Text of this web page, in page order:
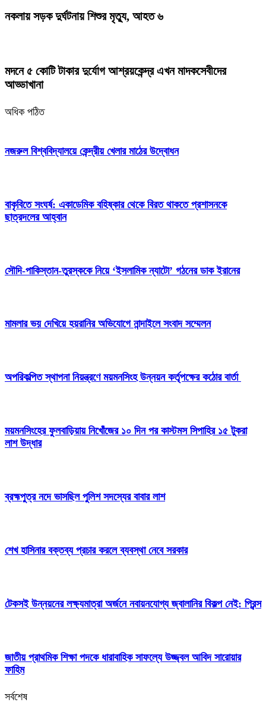
নকলায় সড়ক দুর্ঘটনায় শিশুর মৃত্যু, আহত ৬
মদনে ৫ কোটি টাকার দুর্যোগ আশ্রয়কেন্দ্র এখন মাদকসেবীদের
আড্ডাখানা
অধিক পঠিত
নজরুল বিশ্ববিদ্যালয়ে কেন্দ্রীয় খেলার মাঠের উদ্বোধন
বাকৃবিতে সংঘর্ষ: একাডেমিক বহিষ্কার থেকে বিরত থাকতে প্রশাসনকে
ছাত্রদলের আহ্বান
সৌদি-পাকিস্তান-তুরস্ককে নিয়ে ‘ইসলামিক ন্যাটো’ গঠনের ডাক ইরানের
মামলার ভয় দেখিয়ে হয়রানির অভিযোগে নান্দাইলে সংবাদ সম্মেলন
অপরিকল্পিত স্থাপনা নিয়ন্ত্রণে ময়মনসিংহ উন্নয়ন কর্তৃপক্ষের কঠোর বার্তা
ময়মনসিংহের ফুলবাড়িয়ায় নিখোঁজের ১০ দিন পর কাস্টমস সিপাহির ১৫ টুকরা
লাশ উদ্ধার
ব্রহ্মপুত্র নদে ভাসছিল পুলিশ সদস্যের বাবার লাশ
শেখ হাসিনার বক্তব্য প্রচার করলে ব্যবস্থা নেবে সরকার
টেকসই উন্নয়নের লক্ষ্যমাত্রা অর্জনে নবায়নযোগ্য জ্বালানির বিকল্প নেই: প্রিন্স
জাতীয় প্রাথমিক শিক্ষা পদকে ধারাবাহিক সাফল্যে উজ্জ্বল আবিদ সারোয়ার
ফাহিম
সর্বশেষ